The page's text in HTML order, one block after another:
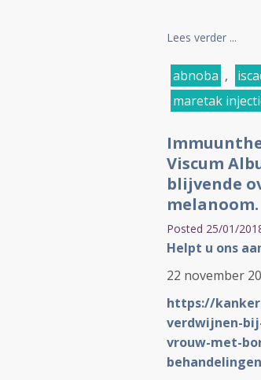
Lees verder ...
abnoba ,
maretak
Viscum
blijvende
melanoom.
Posted 25/01/
Helpt u ons
22 november
https://
verdwijnen-
vrouw-met-